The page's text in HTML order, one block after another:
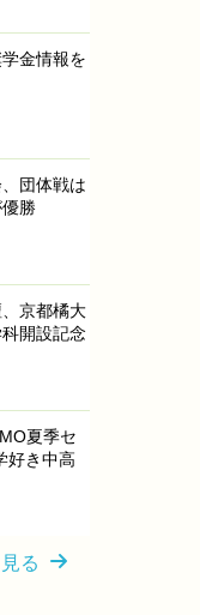
金情報を
団体戦は
勝
京都橘大
開設記念
夏季セ
好き中高
る